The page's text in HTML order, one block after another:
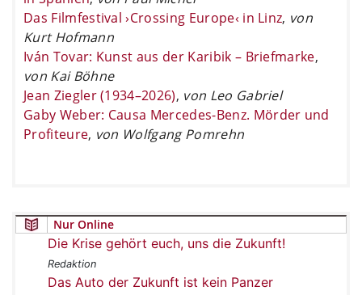
Das Filmfestival ›Crossing Europe‹ in Linz, von
Kurt Hofmann
Iván Tovar: Kunst aus der Karibik – Briefmarke,
von Kai Böhne
Jean Ziegler (1934–2026), von Leo Gabriel
Gaby Weber: Causa Mercedes-Benz. Mörder und
Profiteure, von Wolfgang Pomrehn
Nur Online
Die Krise gehört euch, uns die Zukunft!
Redaktion
Das Auto der Zukunft ist kein Panzer